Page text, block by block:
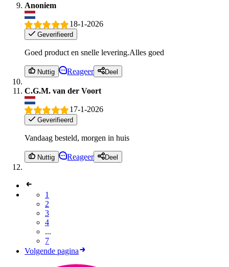
Anoniem
18-1-2026
Geverifieerd
Goed product en snelle levering.Alles goed
Nuttig Reageer Deel
C.G.M. van der Voort
17-1-2026
Geverifieerd
Vandaag besteld, morgen in huis
Nuttig Reageer Deel
1
2
3
4
...
7
Volgende pagina